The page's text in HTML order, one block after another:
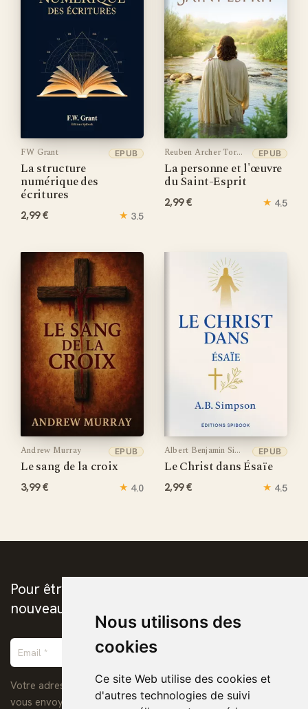
Nous utilisons des
cookies
Ce site Web utilise des cookies et
d'autres technologies de suivi
FW Grant
La structure
numérique des
écritures
EPUB
2,99 € ★ 3.5
Reuben Archer Torrey
La personne et l'œuvre
du Saint-Esprit
EPUB
2,99 € ★ 4.5
Andrew Murray
Le sang de la croix
EPUB
3,99 € ★ 4.0
Albert Benjamin Simpson
Le Christ dans Ésaïe
EPUB
2,99 € ★ 4.5
Pour être prévenus de la publication des
nouveaux ebooks chrétiens
Votre adresse de messagerie est uniquement utilisée pour
vous envoyer notre lettre d'information ainsi que des